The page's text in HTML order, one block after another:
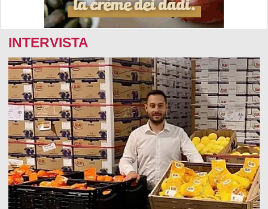
INTERVISTA